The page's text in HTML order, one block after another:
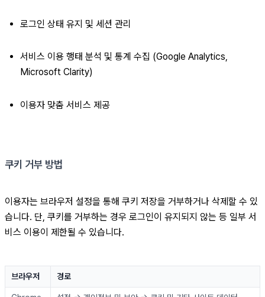
로그인 상태 유지 및 세션 관리
서비스 이용 행태 분석 및 통계 수집 (Google Analytics,
Microsoft Clarity)
이용자 맞춤 서비스 제공
쿠키 거부 방법
이용자는 브라우저 설정을 통해 쿠키 저장을 거부하거나 삭제할 수 있
습니다. 단, 쿠키를 거부하는 경우 로그인이 유지되지 않는 등 일부 서
비스 이용이 제한될 수 있습니다.
브라우저 경로